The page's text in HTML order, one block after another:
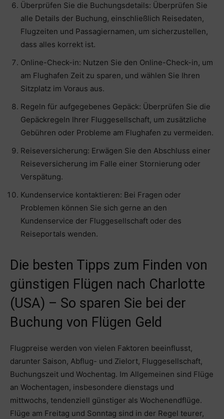
Überprüfen Sie die Buchungsdetails: Überprüfen Sie
alle Details der Buchung, einschließlich Reisedaten,
Flugzeiten und Passagiernamen, um sicherzustellen,
dass alles korrekt ist.
Online-Check-in: Nutzen Sie den Online-Check-in, um
am Flughafen Zeit zu sparen, und wählen Sie Ihren
Sitzplatz im Voraus aus.
Regeln für aufgegebenes Gepäck: Überprüfen Sie die
Gepäckregeln Ihrer Fluggesellschaft, um zusätzliche
Gebühren oder Probleme am Flughafen zu vermeiden.
Reiseversicherung: Erwägen Sie den Abschluss einer
Reiseversicherung im Falle einer Stornierung oder
Verspätung.
Kundenservice kontaktieren: Bei Fragen oder
Problemen können Sie sich gerne an den
Kundenservice der Fluggesellschaft oder des
Reiseportals wenden.
Die besten Tipps zum Finden von
günstigen Flügen nach Charlotte
(USA) – So sparen Sie bei der
Buchung von Flügen Geld
Flugpreise werden von vielen Faktoren beeinflusst,
darunter Saison, Abflug- und Zielort, Fluggesellschaft,
Buchungszeit und Wochentag. Im Allgemeinen sind Flüge
an Wochentagen, insbesondere dienstags und
mittwochs, tendenziell günstiger als Wochenendflüge.
Flüge am Freitag und Sonntag sind in der Regel teurer,